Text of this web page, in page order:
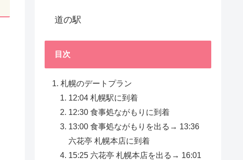
道の駅
目次
札幌のデートプラン
12:04 札幌駅に到着
12:30 食事処ながもりに到着
13:00 食事処ながもりを出る→ 13:36
六花亭 札幌本店に到着
15:25 六花亭 札幌本店を出る→ 16:01